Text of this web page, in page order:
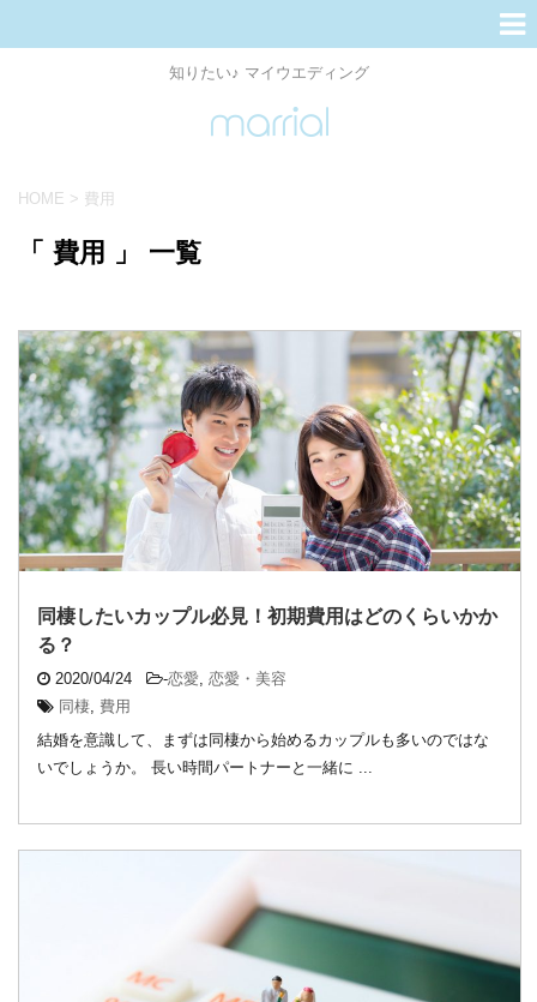
知りたい♪ マイウエディング
HOME > 費用
「 費用 」 一覧
同棲したいカップル必見！初期費用はどのくらいかか
る？
2020/04/24 -恋愛 恋愛・美容
同棲 費用
結婚を意識して、まずは同棲から始めるカップルも多いのではな
いでしょうか。 長い時間パートナーと一緒に ...